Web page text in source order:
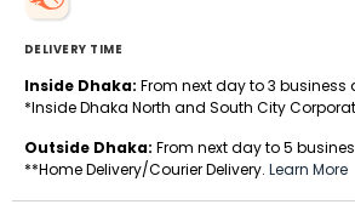
DELIVERY TIME
Inside Dhaka: From next day to 3 business
*Inside Dhaka North and South City
Outside Dhaka: From next day to 5
**Home Delivery/Courier Delivery. Learn More